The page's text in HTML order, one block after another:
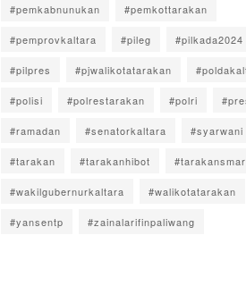
#pemkabnunukan #pemkottarakan
#pemprovkaltara #pileg #pilkada2024
#pilpres #pjwalikotatarakan
#polisi #polrestarakan #polri
#ramadan #senatorkaltara #syarwani
#tarakan #tarakanhibot
#wakilgubernurkaltara #walikotatarakan
#yansentp #zainalarifinpaliwang